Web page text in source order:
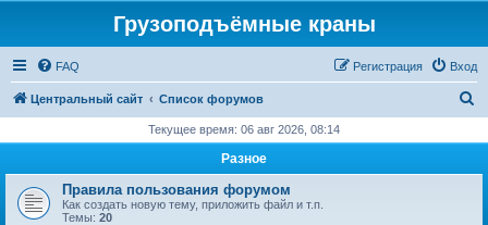
Грузоподъёмные краны
FAQ Вход
Регистрация
Центральный сайт Список форумов
с
Текущее время: 06 авг 2026, 08:14
Разное
Правила пользования форумом
Как создать новую тему, приложить файл и т.п.
Темы: 20